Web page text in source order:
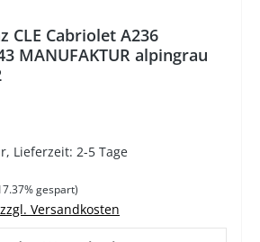
CLE Cabriolet A236
MANUFAKTUR alpingrau
Lieferzeit: 2-5 Tage
Preis: gespart)
Versandkosten